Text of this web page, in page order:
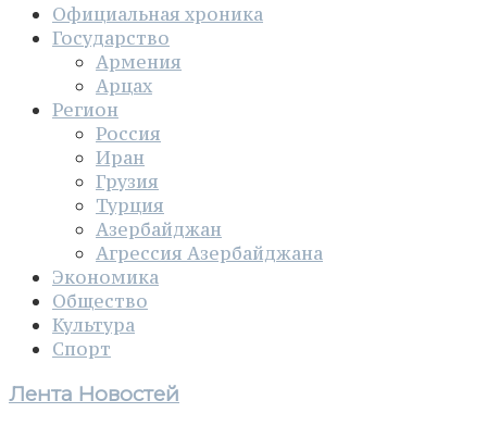
Официальная хроника
Государство
Армения
Арцах
Регион
Россия
Иран
Грузия
Турция
Азербайджан
Агрессия Азербайджана
Экономика
Общество
Культура
Спорт
Лента Новостей